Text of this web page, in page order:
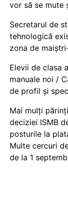
vor să se mute
Secretarul de
tehnologică
zona de
Elevii de clasa
manuale noi /
de profil și
Mai mulți
deciziei ISMB
posturile la
Multe cercuri
de la 1